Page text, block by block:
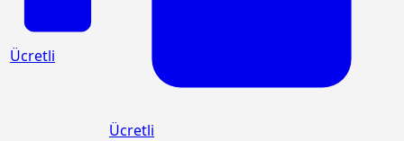
Ücretli
Ücretli